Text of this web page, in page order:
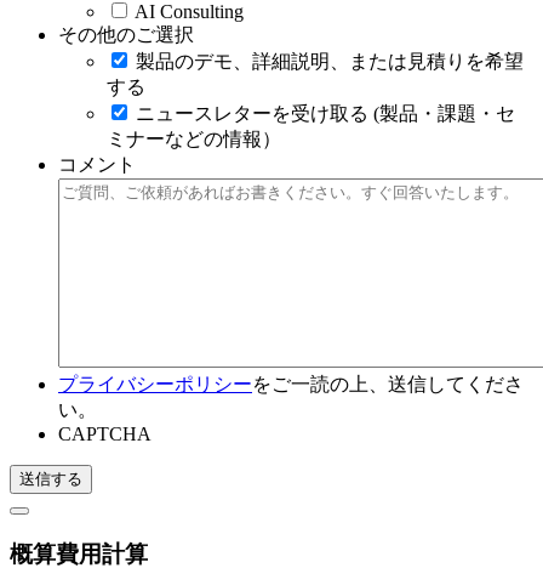
AI Consulting
その他のご選択
製品のデモ、詳細説明、または見積りを希望
する
ニュースレターを受け取る (製品・課題・セ
ミナーなどの情報）
コメント
プライバシーポリシーをご一読の上、送信してくださ
い。
CAPTCHA
概算費用計算